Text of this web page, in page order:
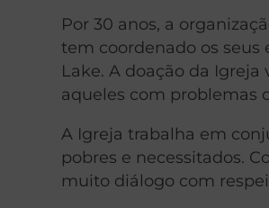
Por 30 anos, a
tem coordenado os seus
Lake. A doação da
aqueles com problemas
A Igreja trabalha em
pobres e necessitados.
muito diálogo com